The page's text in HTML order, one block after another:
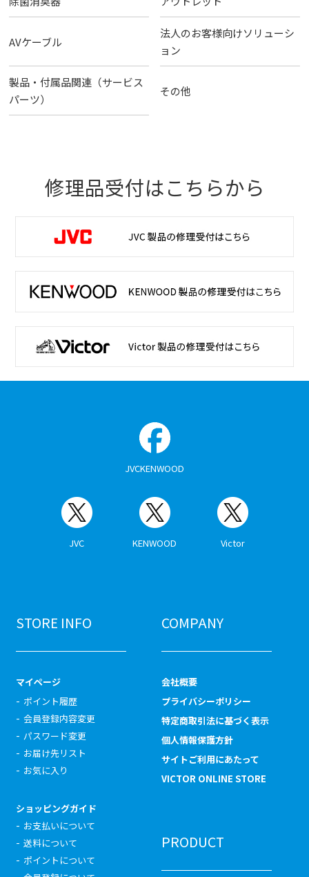
AVケーブル
法人のお客様向けソリューシ
ョン
製品・付属品関連（サービス
パーツ）
その他
修理品受付はこちらから
JVCKENWOOD
JVC KENWOOD Victor
STORE INFO
マイページ
ポイント履歴
会員登録内容変更
パスワード変更
お届け先リスト
お気に入り
ショッピングガイド
お支払いについて
送料について
ポイントについて
COMPANY
会社概要
プライバシーポリシー
特定商取引法に基づく表示
個人情報保護方針
サイトご利用にあたって
VICTOR ONLINE STORE
PRODUCT